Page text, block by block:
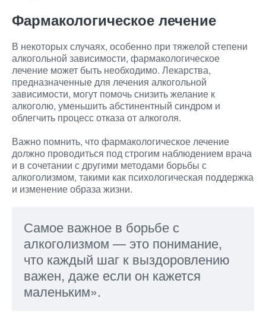
Фармакологическое лечение
В некоторых случаях, особенно при тяжелой степени
алкогольной зависимости, фармакологическое
лечение может быть необходимо. Лекарства,
предназначенные для лечения алкогольной
зависимости, могут помочь снизить желание к
алкоголю, уменьшить абстинентный синдром и
облегчить процесс отказа от алкоголя.
Важно помнить, что фармакологическое лечение
должно проводиться под строгим наблюдением врача
и в сочетании с другими методами борьбы с
алкоголизмом, такими как психологическая поддержка
и изменение образа жизни.
Самое важное в борьбе с
алкоголизмом — это понимание,
что каждый шаг к выздоровлению
важен, даже если он кажется
маленьким».